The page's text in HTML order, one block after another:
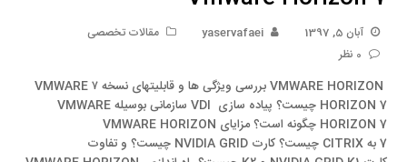
آبان 5, 1397 yaservafaei
مقالات تخصصی
0 نظر
VMWARE HORIZON بررسی ویژگی ها و قابلیتهای نسخه ۷ VMWARE
HORIZON 7 چیست؟ پیاده سازی VDI سازمانی بوسیله VMWARE
HORIZON 7 چگونه است؟ مزایای VMWARE HORIZON
7 به CITRIX چیست؟ کارت NVIDIA GRID چیست؟ و تفاوت